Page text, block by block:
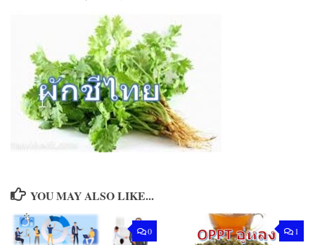
YOU MAY ALSO LIKE...
0 1